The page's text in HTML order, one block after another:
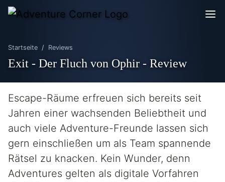
Startseite Reviews
Exit - Der Fluch von Ophir - Review
Escape-Räume erfreuen sich bereits seit
Jahren einer wachsenden Beliebtheit und
auch viele Adventure-Freunde lassen sich
gern einschließen um als Team spannende
Rätsel zu knacken. Kein Wunder, denn
Adventures gelten als digitale Vorfahren